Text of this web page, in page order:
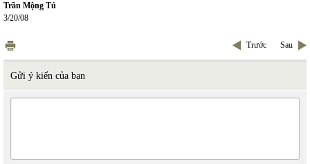
Trần Mộng Tú
3/20/08
Trước Sau
Gửi ý kiến của bạn